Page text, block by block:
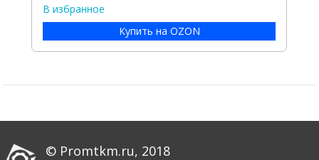
В избранное
Купить на OZON
© Promtkm.ru, 2018